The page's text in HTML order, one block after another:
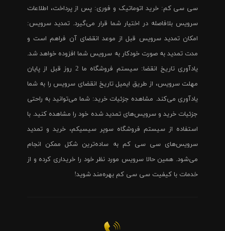
سی سی کم: خرید اتوماتیک و فوری: پس از پرداخت، اطلاعات
سرویس بلافاصله در اختیار شما قرار می‌گیرد. تمدید سرویس:
امکان تمدید سرویس قبل از موعد انقضای آن فراهم است و
مدت تمدید به صورت خودکار به سرویس شما افزوده خواهد شد.
یادآوری تاریخ انقضا: سیستم فروشگاه ما 2 روز قبل از پایان
مهلت سرویس، از طریق ایمیل تاریخ انقضای سرویس را به شما
یادآوری می‌کند. مشاهده جزئیات خرید: شما می‌توانید به راحتی
جزئیات خرید و سرویس‌های تمدید شده خود را مشاهده کنید. با
استفاده از سیستم فروشگاه سوپر سیسیکم، خرید و تمدید
سرویس‌های سی سی کم به ساده‌ترین شکل ممکن انجام
می‌شود. همین حالا سرویس مورد نظر خود را خریداری کرده و از
خدمات با کیفیت سی سی کم بهره‌مند شوید!